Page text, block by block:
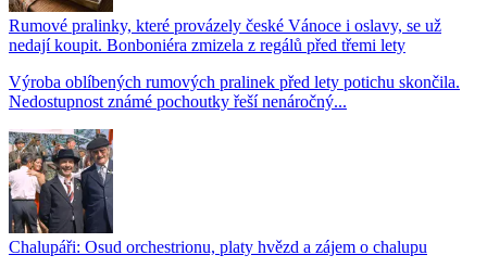
Rumové pralinky, které provázely české Vánoce i oslavy, se už
nedají koupit. Bonboniéra zmizela z regálů před třemi lety
Výroba oblíbených rumových pralinek před lety potichu skončila.
Nedostupnost známé pochoutky řeší nenáročný...
Chalupáři: Osud orchestrionu, platy hvězd a zájem o chalupu